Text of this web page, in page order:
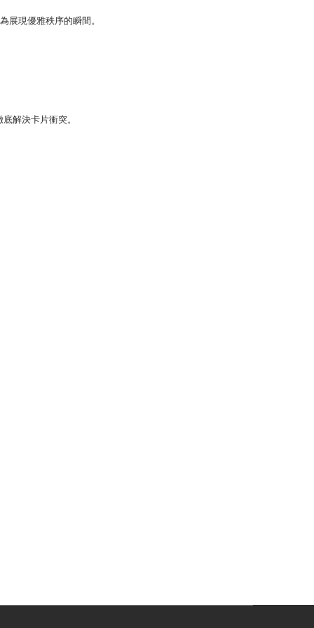
展現優雅秩序的瞬間。
解決卡片衝突。